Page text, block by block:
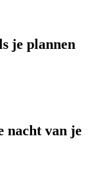
je plannen
nacht van je